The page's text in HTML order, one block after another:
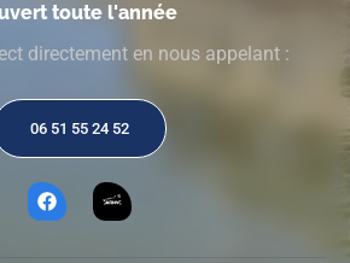
toute l'année
directement en nous appelant :
06 51 55 24 52